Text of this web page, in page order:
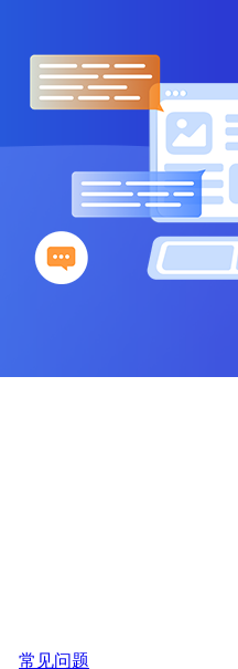
常见问题